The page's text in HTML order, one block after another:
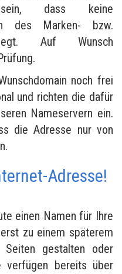
dass keine
des Marken- bzw.
Auf Wunsch
noch frei
und richten die dafür
Nameservern ein.
die Adresse nur von
Adresse!
einen Namen für Ihre
zu einem späterem
Seiten gestalten oder
verfügen bereits über